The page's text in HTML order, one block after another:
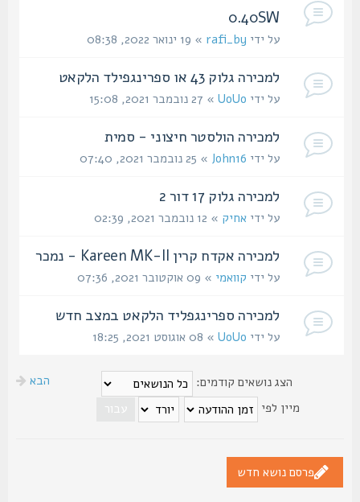
0.40SW
על ידיrafi_by» 19 ינואר 2022, 08:38
למכירה גלוק 43 או ספרינגפילד הלקאט
על ידיUoUo» 27 נובמבר 2021, 15:08
למכירה הולסטר חיצוני - סמית
על ידיJohn16» 25 נובמבר 2021, 07:40
למכירה גלוק 17 דור 2
על ידיאחיק» 12 נובמבר 2021, 02:39
למכירה אקדח קרין Kareen MK-II - נמכר
על ידיקוואמי» 09 אוקטובר 2021, 07:36
למכירה ספרינגפליד הלקאט במצב חדש
על ידיUoUo» 08 אוגוסט 2021, 18:25
הצג נושאים קודמים:
מיין לפי
פרסם נושא חדש